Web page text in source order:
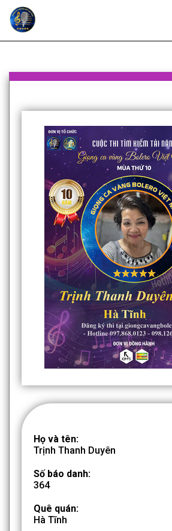
Họ và tên:
Trịnh Thanh Duyên
Số báo danh:
364
Quê quán:
Hà Tĩnh